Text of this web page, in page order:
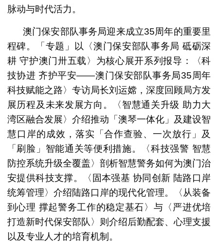
脉动与时代活力。
澳门保安部队事务局迎来成立35周年的重要里
程碑。「专题」以〈澳门保安部队事务局 砥砺深
耕 守护澳门卅五载〉为核心展开系列报导：〈科
技协进 齐护平安――澳门保安部队事务局35周年
科技赋能之路〉专访局长刘运嫦，深度回顾局方发
展历程及未来发展方向。〈智慧通关升级 助力大
湾区融合发展〉介绍推动「澳琴一体化」及建设智
慧口岸的成效，落实「合作查验、一次放行」及
「刷脸」智能通关等便利措施。〈科技强警 智慧
防控系统升级全覆盖〉剖析智慧警务如何为澳门治
安提供科技支撑。〈固本强基 协同创新 陆路口岸
统筹管理〉介绍陆路口岸的现代化管理。〈从装备
到心理 撑起警务工作的稳定基石〉与〈严进优培
打造新时代保安部队〉则介绍后勤配套、心理支援
以及专业人才的培育机制。